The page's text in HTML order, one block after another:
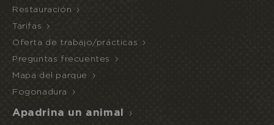
Restauración
Tarifas
Oferta de trabajo/prácticas
Preguntas frecuentes
Mapa del parque
Fogonadura
Apadrina un animal